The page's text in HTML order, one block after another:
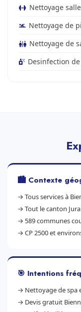
Nettoyage
Nettoyage de
Nettoyage de
Desinfection
🏙️ Contexte
→ Tous services à
→ Tout le canton
→ 589 communes
→ CP 2500 et
🎯 Intentions
→ Nettoyage de spa
→ Devis gratuit